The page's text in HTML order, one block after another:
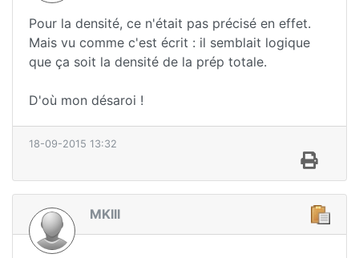
Pour la densité, ce n'était pas précisé en effet.
Mais vu comme c'est écrit : il semblait logique
que ça soit la densité de la prép totale.
D'où mon désaroi !
18-09-2015 13:32
MKIII